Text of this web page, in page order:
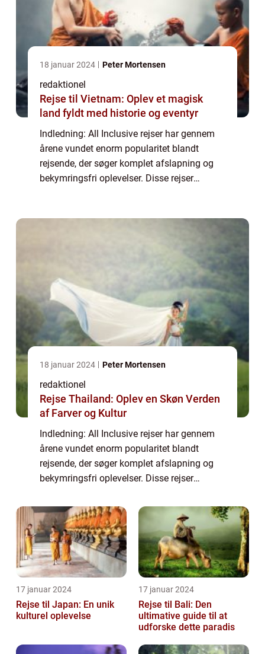
18 januar 2024 Peter Mortensen
redaktionel
Rejse til Vietnam: Oplev et magisk
land fyldt med historie og eventyr
Indledning: All Inclusive rejser har gennem
årene vundet enorm popularitet blandt
rejsende, der søger komplet afslapning og
bekymringsfri oplevelser. Disse rejser
18 januar 2024 Peter Mortensen
redaktionel
Rejse Thailand: Oplev en Skøn Verden
af Farver og Kultur
Indledning: All Inclusive rejser har gennem
årene vundet enorm popularitet blandt
rejsende, der søger komplet afslapning og
bekymringsfri oplevelser. Disse rejser
behov bliver taget hånd om, fra dit ophold
til...
17 januar 2024
Rejse til Japan: En unik
kulturel oplevelse
17 januar 2024
Rejse til Bali: Den
ultimative guide til at
udforske dette paradis